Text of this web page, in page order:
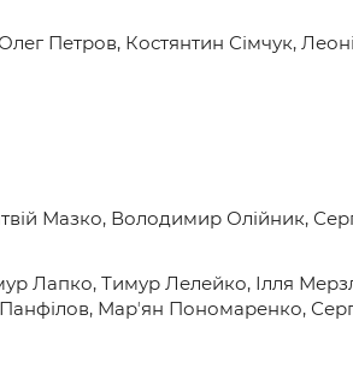
Петров, Костянтин Сімчук,
Мазко, Володимир Олійник,
Лапко, Тимур Лелейко, Ілля
Марʼян Пономаренко,